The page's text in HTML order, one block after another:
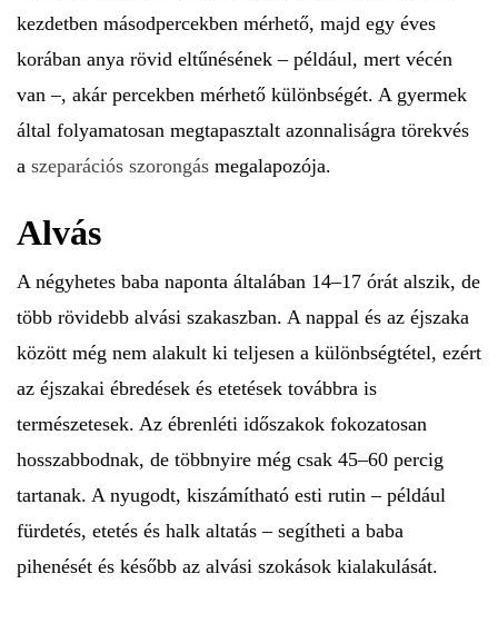
kezdetben másodpercekben mérhető, majd egy éves
korában anya rövid eltűnésének – például, mert vécén
van –, akár percekben mérhető különbségét. A gyermek
által folyamatosan megtapasztalt azonnaliságra törekvés
a szeparációs szorongás megalapozója.
Alvás
A négyhetes baba naponta általában 14–17 órát alszik, de
több rövidebb alvási szakaszban. A nappal és az éjszaka
között még nem alakult ki teljesen a különbségtétel, ezért
az éjszakai ébredések és etetések továbbra is
természetesek. Az ébrenléti időszakok fokozatosan
hosszabbodnak, de többnyire még csak 45–60 percig
tartanak. A nyugodt, kiszámítható esti rutin – például
fürdetés, etetés és halk altatás – segítheti a baba
pihenését és később az alvási szokások kialakulását.